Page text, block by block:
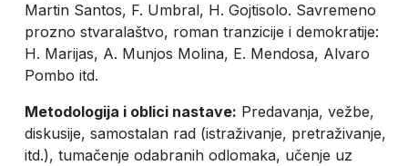
Martin Santos, F. Umbral, H. Gojtisolo. Savremeno
prozno stvaralaštvo, roman tranzicije i demokratije:
H. Marijas, A. Munjos Molina, E. Mendosa, Alvaro
Pombo itd.
Metodologija i oblici nastave: Predavanja, vežbe,
diskusije, samostalan rad (istraživanje, pretraživanje,
itd.), tumačenje odabranih odlomaka, učenje uz